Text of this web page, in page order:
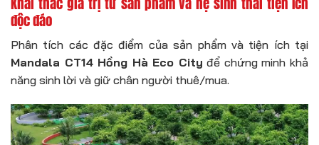
độc đáo
Phân tích các đặc điểm của sản phẩm và tiện ích tại
Mandala CT14 Hồng Hà Eco City để chứng minh khả
năng sinh lời và giữ chân người thuê/mua.